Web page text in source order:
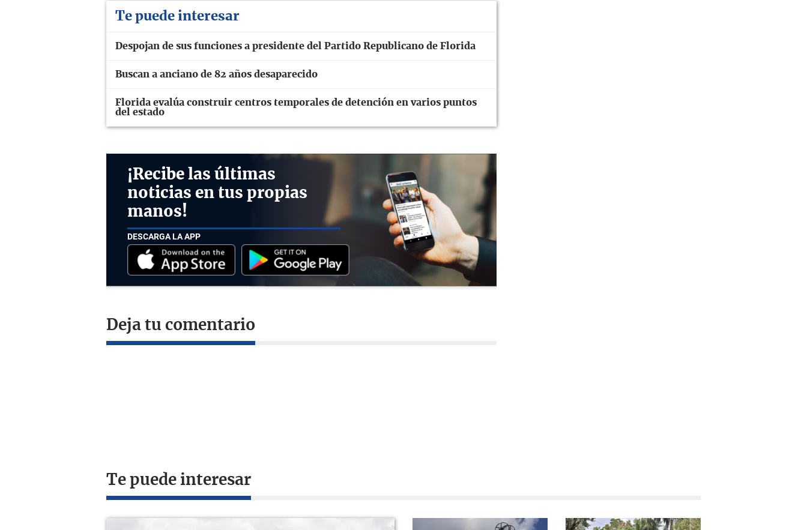
Te puede interesar
Despojan de sus funciones a presidente del Partido Republicano de Florida
Buscan a anciano de 82 años desaparecido
Florida evalúa construir centros temporales de detención en varios puntos
del estado
¡Recibe las últimas
noticias en tus propias
manos!
DESCARGA LA APP
Deja tu comentario
Te puede interesar